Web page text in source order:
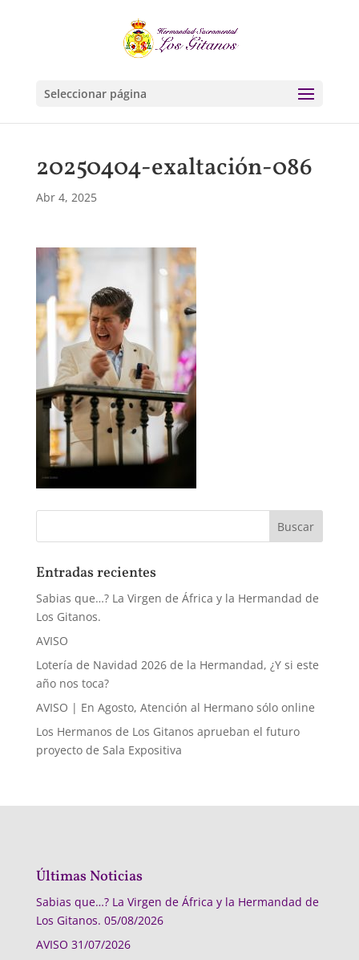
Seleccionar página
20250404-exaltación-086
Abr 4, 2025
Entradas recientes
Sabias que…? La Virgen de África y la Hermandad de
Los Gitanos.
AVISO
Lotería de Navidad 2026 de la Hermandad, ¿Y si este
año nos toca?
AVISO | En Agosto, Atención al Hermano sólo online
Los Hermanos de Los Gitanos aprueban el futuro
proyecto de Sala Expositiva
Últimas Noticias
Sabias que…? La Virgen de África y la Hermandad de
Los Gitanos. 05/08/2026
AVISO 31/07/2026